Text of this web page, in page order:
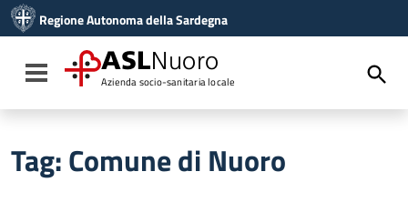
Vai al menu di navigazione
Vai al footer
Regione Autonoma della Sardegna
Toggle navigation
ASLNuoro
Azienda socio-sanitaria locale
Tag:Comune di Nuoro